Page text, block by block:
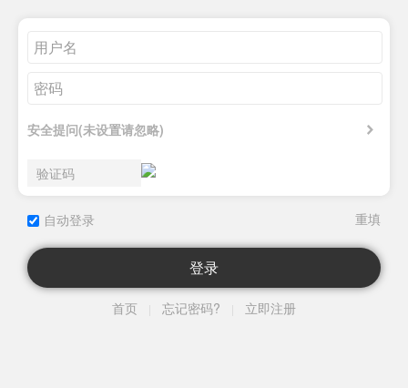
安全提问(未设置请忽略)
自动登录
登录
首页 忘记密码? 立即注册